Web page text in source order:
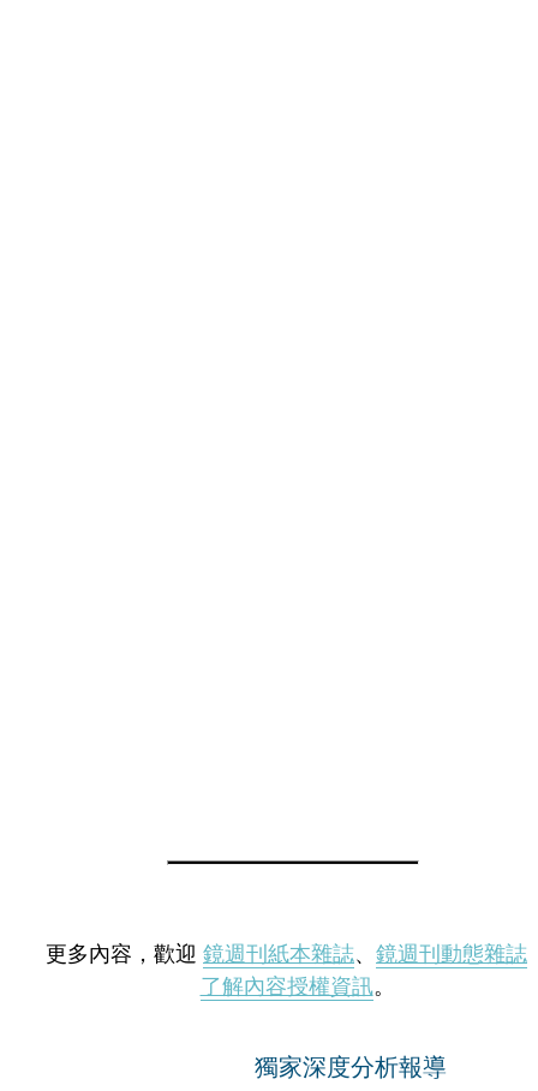
更多內容，歡迎 鏡週刊紙本雜誌、 鏡週刊動態雜誌
了解內容授權資訊。
獨家深度分析報導